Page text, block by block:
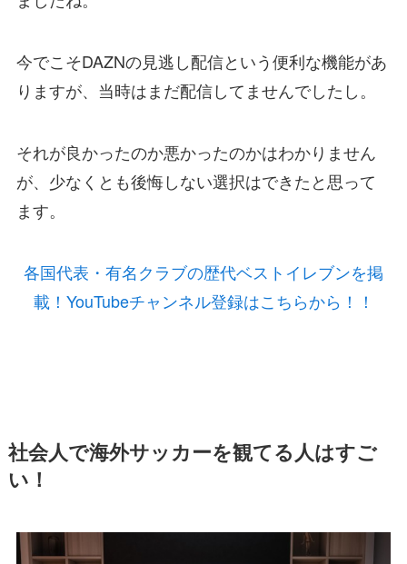
今でこそDAZNの見逃し配信という便利な機能があ
りますが、当時はまだ配信してませんでしたし。
それが良かったのか悪かったのかはわかりません
が、少なくとも後悔しない選択はできたと思って
ます。
各国代表・有名クラブの歴代ベストイレブンを掲
載！YouTubeチャンネル登録はこちらから！！
社会人で海外サッカーを観てる人はすご
い！